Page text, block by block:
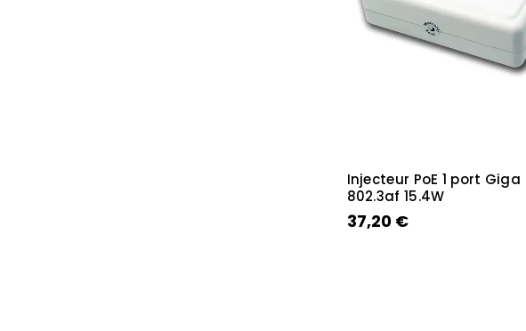
Injecteur PoE 1 port Giga
802.3af 15.4W
37,20 €